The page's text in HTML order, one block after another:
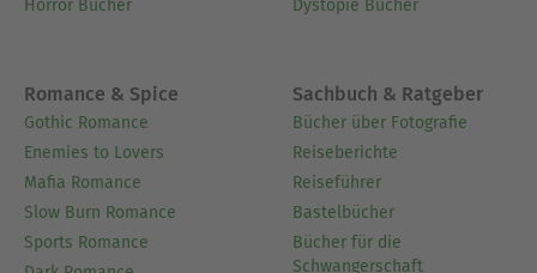
Horror Bücher
Dystopie Bücher
Romance & Spice
Gothic Romance
Enemies to Lovers
Mafia Romance
Slow Burn Romance
Sports Romance
Sachbuch & Ratgeber
Bücher über Fotografie
Reiseberichte
Reiseführer
Bastelbücher
Bücher für die
Schwangerschaft